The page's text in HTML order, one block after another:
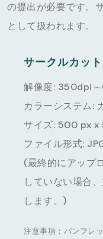
の提出が必要です。
として扱われます。
サークルカット
解像度: 350dpi
カラーシステム:
サイズ: 500 px
ファイル形式:
(最終的にアップ
していない場合
します。)
注意事項：パンフレ